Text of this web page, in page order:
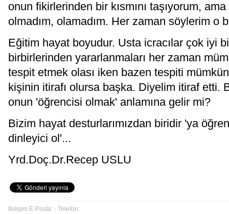
onun fikirlerinden bir kısmını taşıyorum,
olmadım, olamadım. Her zaman söylerim o
Eğitim hayat boyudur. Usta icracılar çok iyi
birbirlerinden yararlanmaları her zaman
tespit etmek olası iken bazen tespiti
kişinin itirafı olursa başka. Diyelim itiraf etti.
onun 'öğrencisi olmak' anlamına gelir mi?
Bizim hayat desturlarımızdan biridir 'ya
dinleyici ol'...
Yrd.Doç.Dr.Recep USLU
İletişim E-Posta: - Telefon: